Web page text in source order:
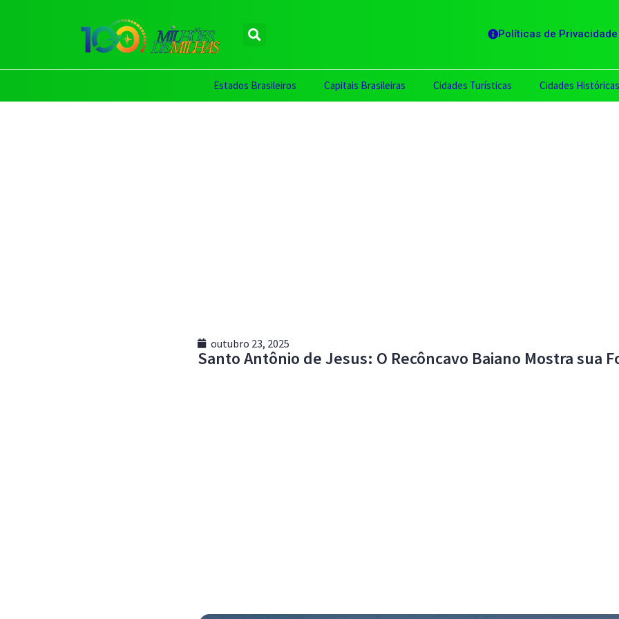
Políticas de Privacidade
Estados Brasileiros Capitais Brasileiras Cidades Turísticas Cidades Históricas
outubro 23, 2025
Santo Antônio de Jesus: O Recôncavo Baiano Mostra sua